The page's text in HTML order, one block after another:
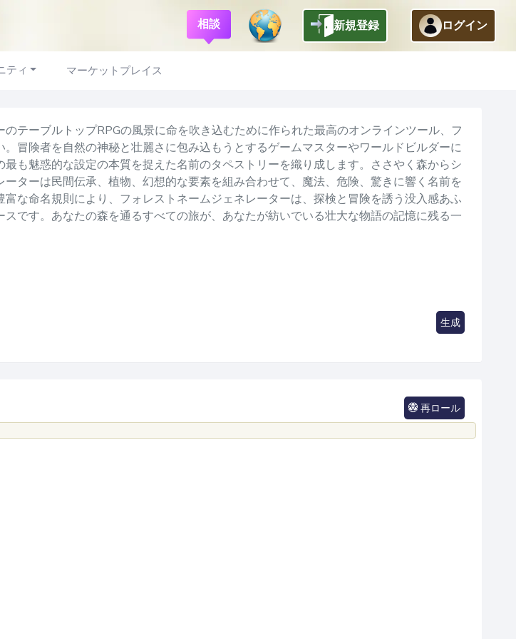
相談 新規登録 ログイン
ティ マーケットプレイス
戻る
テーブルトップRPGの風景に命を吹き込むために作られた最高のオンラインツール、フ
冒険者を自然の神秘と壮麗さに包み込もうとするゲームマスターやワールドビルダーに
も魅惑的な設定の本質を捉えた名前のタペストリーを織り成します。ささやく森からシ
ターは民間伝承、植物、幻想的な要素を組み合わせて、魔法、危険、驚きに響く名前を
な命名規則により、フォレストネームジェネレーターは、探検と冒険を誘う没入感あふ
です。あなたの森を通るすべての旅が、あなたが紡いでいる壮大な物語の記憶に残る一
生成
再ロール